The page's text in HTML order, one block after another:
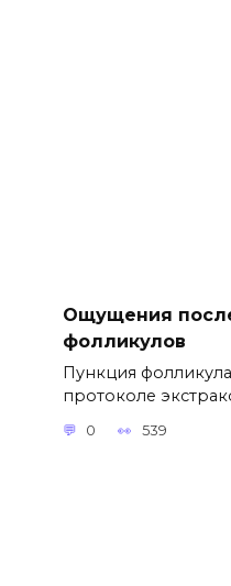
Ощущения
фолликулов
Пункция
протоколе
0 539